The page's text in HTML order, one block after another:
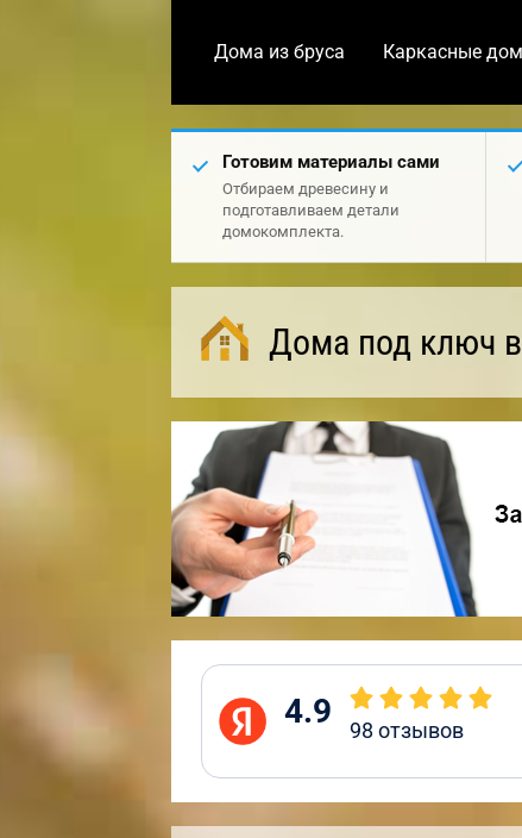
Дома из бруса Каркасные
Готовим материалы сами
Отбираем древесину и
подготавливаем детали
домокомплекта.
Дома под ключ
4.9 98 отзывов